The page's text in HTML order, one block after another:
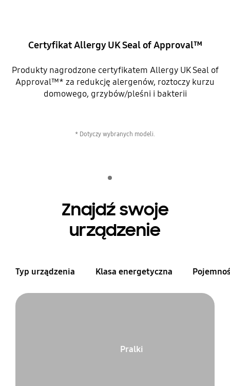
Certyfikat Allergy UK Seal of Approval™
Produkty nagrodzone certyfikatem Allergy UK Seal of
Approval™* za redukcję alergenów, roztoczy kurzu
domowego, grzybów/pleśni i bakterii
* Dotyczy wybranych modeli.
Znajdź swoje
urządzenie
Typ urządzenia Klasa energetyczna
Pralki